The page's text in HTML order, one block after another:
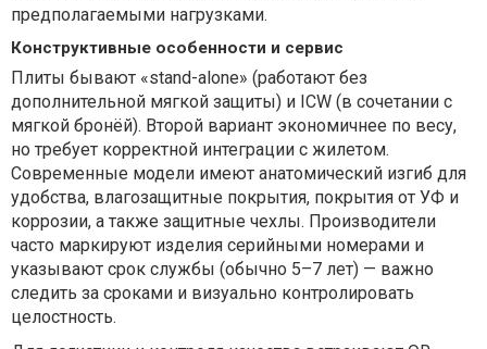
предполагаемыми нагрузками.
Конструктивные особенности и сервис
Плиты бывают «stand-alone» (работают без
дополнительной мягкой защиты) и ICW (в сочетании с
мягкой бронёй). Второй вариант экономичнее по весу,
но требует корректной интеграции с жилетом.
Современные модели имеют анатомический изгиб для
удобства, влагозащитные покрытия, покрытия от УФ и
коррозии, а также защитные чехлы. Производители
часто маркируют изделия серийными номерами и
указывают срок службы (обычно 5–7 лет) — важно
следить за сроками и визуально контролировать
целостность.